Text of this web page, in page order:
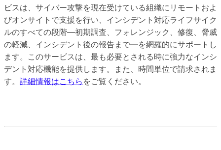
ビスは、サイバー攻撃を現在受けている組織にリモートおよ
びオンサイトで支援を行い、インシデント対応ライフサイク
ルのすべての段階—初期調査、フォレンジック、修復、脅威
の軽減、インシデント後の報告まで—を網羅的にサポートし
ます。このサービスは、最も必要とされる時に強力なインシ
デント対応機能を提供します。また、時間単位で請求されま
す。 詳細情報はこちら をご覧ください。